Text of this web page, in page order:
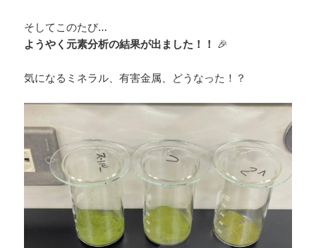
そしてこのたび…
ようやく元素分析の結果が出ました！！ 🎉
気になるミネラル、有害金属、どうなった！？